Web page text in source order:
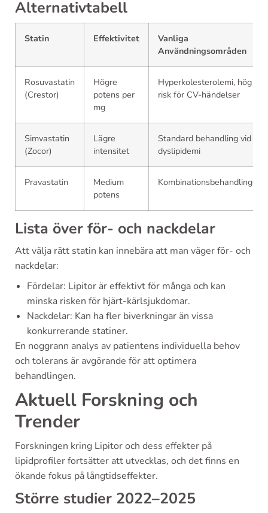
Alternativtabell
Statin Effektivitet
Vanliga
Användningsområden
Rosuvastatin
(Crestor)
Högre
potens per
mg
Hyperkolesterolemi, hög
risk för CV-händelser
Simvastatin
(Zocor)
Lägre
intensitet
Standard behandling vid
dyslipidemi
Pravastatin
Medium
potens
Kombinationsbehandling
Lista över för- och nackdelar
Att välja rätt statin kan innebära att man väger för- och
nackdelar:
Fördelar: Lipitor är effektivt för många och kan
minska risken för hjärt-kärlsjukdomar.
Nackdelar: Kan ha fler biverkningar än vissa
konkurrerande statiner.
En noggrann analys av patientens individuella behov
och tolerans är avgörande för att optimera
behandlingen.
Aktuell Forskning och
Trender
Forskningen kring Lipitor och dess effekter på
lipidprofiler fortsätter att utvecklas, och det finns en
ökande fokus på långtidseffekter.
Större studier 2022–2025